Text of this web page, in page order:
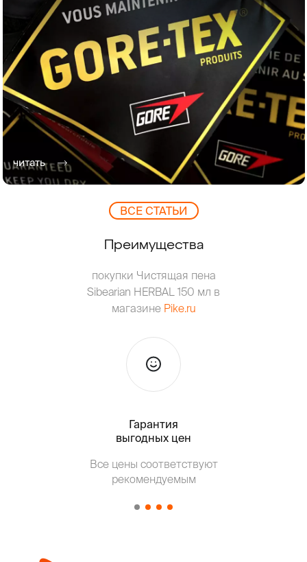
читать
ВCЕ СТАТЬИ
Преимущества
покупки Чистящая пена
Sibearian HERBAL 150 мл в
магазине Pike.ru
Гарантия
выгодных цен
Все цены соответствуют
рекомендуемым